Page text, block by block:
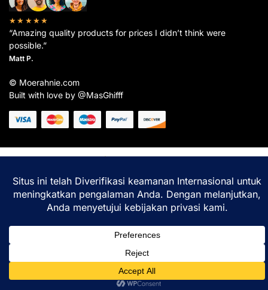
★★★★★
“Amazing quality products for prices I didn’t think were
possible.”
Matt P.
© Moerahnie.com
Built with love by @MasGhifff
Lacak
Moerahnie.com
pengalaman belanja terbaik Anda.